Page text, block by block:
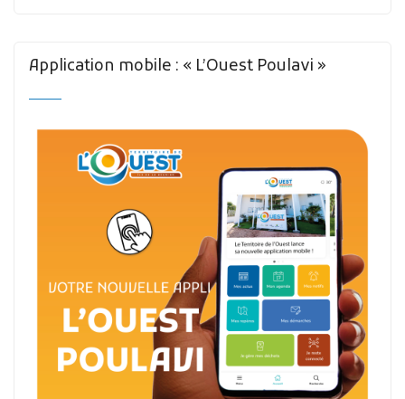
Application mobile : « L’Ouest Poulavi »